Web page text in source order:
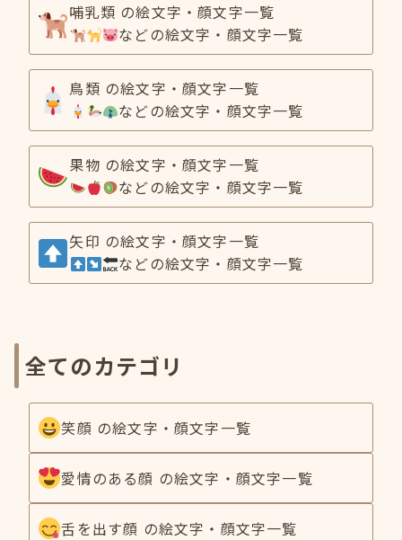
哺乳類 の絵文字・顔文字一覧
などの絵文字・顔文字一覧
鳥類 の絵文字・顔文字一覧
などの絵文字・顔文字一覧
果物 の絵文字・顔文字一覧
などの絵文字・顔文字一覧
矢印 の絵文字・顔文字一覧
などの絵文字・顔文字一覧
全てのカテゴリ
笑顔 の絵文字・顔文字一覧
愛情のある顔 の絵文字・顔文字一覧
舌を出す顔 の絵文字・顔文字一覧